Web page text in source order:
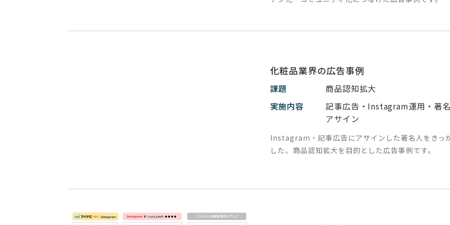
化粧品業界の広告事例
課題
商品認知拡大
実施内容
記事広告・Instagram運用・著
アサイン
Instagram・記事広告にアサインした著名人をきっ
した、商品認知拡大を目的とした広告事例です。